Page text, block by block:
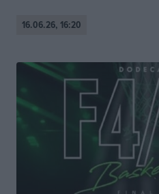
16.06.26, 16:20